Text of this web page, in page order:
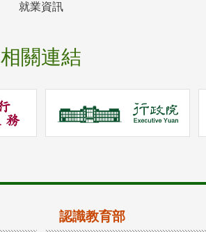
就業資訊
相關連結
認識教育部